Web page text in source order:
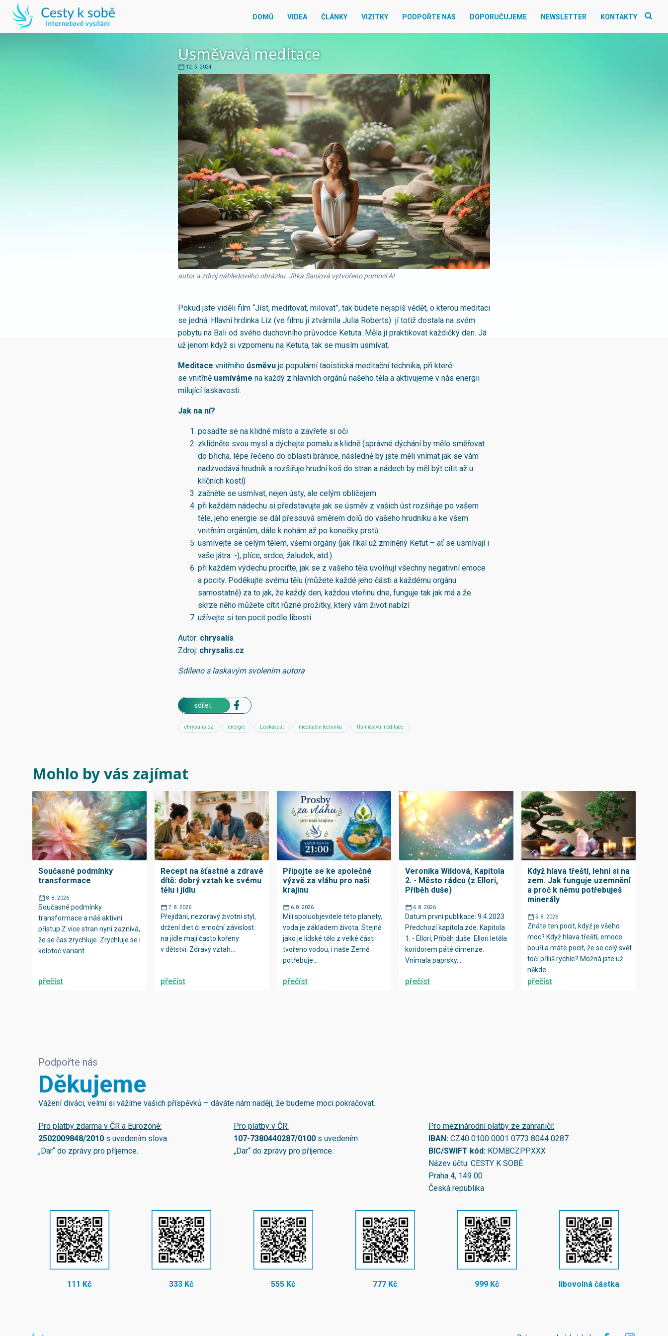
DOMŮ VIDEA ČLÁNKY VIZITKY PODPOŘTE NÁS DOPORUČUJEME NEWSLETTER KONTAKTY
Usměvavá meditace
12. 5. 2024
autor a zdroj náhledového obrázku: Jitka Saniová vytvořeno pomocí AI
Pokud jste viděli film “Jíst, meditovat, milovat”, tak budete nejspíš vědět, o kterou meditaci
se jedná. Hlavní hrdinka Liz (ve filmu jí ztvárnila Julia Roberts) jí totiž dostala na svém
pobytu na Bali od svého duchovního průvodce Ketuta. Měla jí praktikovat každičký den. Já
už jenom když si vzpomenu na Ketuta, tak se musím usmívat.
Meditace vnitřního úsměvu je populární taoistická meditační technika, při které
se vnitřně usmíváme na každý z hlavních orgánů našeho těla a aktivujeme v nás energii
milující laskavosti.
Jak na ní?
posaďte se na klidné místo a zavřete si oči
zklidněte svou mysl a dýchejte pomalu a klidně (správné dýchání by mělo směřovat
do břicha, lépe řečeno do oblasti bránice, následně by jste měli vnímat jak se vám
nadzvedává hrudník a rozšiřuje hrudní koš do stran a nádech by měl být cítit až u
klíčních kostí)
začněte se usmívat, nejen ústy, ale celým obličejem
při každém nádechu si představujte jak se úsměv z vašich úst rozšiřuje po vašem
těle, jeho energie se dál přesouvá směrem dolů do vašeho hrudníku a ke všem
vnitřním orgánům, dále k nohám až po konečky prstů
usmívejte se celým tělem, všemi orgány (jak říkal už zmíněný Ketut – ať se usmívají i
vaše játra :-), plíce, srdce, žaludek, atd.)
při každém výdechu prociťte, jak se z vašeho těla uvolňují všechny negativní emoce
a pocity. Poděkujte svému tělu (můžete každé jeho části a každému orgánu
samostatně) za to jak, že každý den, každou vteřinu dne, funguje tak jak má a že
skrze něho můžete cítit různé prožitky, který vám život nabízí
užívejte si ten pocit podle libosti
Autor: chrysalis
Zdroj: chrysalis.cz
Sdíleno s laskavým svolením autora
sdílet:
chrysalis.cz energie Laskavost meditační technika Úsměvavá meditace
Mohlo by vás zajímat
Současné podmínky
transformace
8. 8. 2026
Současné podmínky
transformace a náš aktivní
přístup Z více stran nyní zaznívá,
že se čas zrychluje. Zrychluje se i
kolotoč variant...
přečíst
Recept na šťastné a zdravé
dítě: dobrý vztah ke svému
tělu i jídlu
7. 8. 2026
Přejídání, nezdravý životní styl,
držení diet či emoční závislost
na jídle mají často kořeny
v dětství. Zdravý vztah...
přečíst
Připojte se ke společné
výzvě za vláhu pro naši
krajinu
6. 8. 2026
Milí spoluobjevitelé této planety,
voda je základem života. Stejně
jako je lidské tělo z velké části
tvořeno vodou, i naše Země
potřebuje...
přečíst
Veronika Wildová, Kapitola
2. - Město rádců (z Ellori,
Příběh duše)
6. 8. 2026
Datum první publikace: 9.4.2023
Předchozí kapitola zde: Kapitola
1. - Ellori, Příběh duše Ellori letěla
koridorem páté dimenze.
Vnímala paprsky...
přečíst
Když hlava třeští, lehni si na
zem. Jak funguje uzemnění
a proč k němu potřebuješ
minerály
5. 8. 2026
Znáte ten pocit, když je všeho
moc? Když hlava třeští, emoce
bouří a máte pocit, že se celý svět
točí příliš rychle? Možná jste už
někde...
přečíst
Podpořte nás
Děkujeme
Vážení diváci, velmi si vážíme vašich příspěvků – dáváte nám naději, že budeme moci pokračovat.
Pro platby zdarma v ČR a Eurozóně:
2502009848/2010 s uvedením slova
„Dar“ do zprávy pro příjemce.
Pro platby v ČR:
107-7380440287/0100s uvedením
„Dar“ do zprávy pro příjemce.
Pro mezinárodní platby ze zahraničí:
IBAN:CZ40 0100 0001 0773 8044 0287
BIC/SWIFT kód: KOMBCZPPXXX
Název účtu: CESTY K SOBĚ
Praha 4, 149 00
Česká republika
111 Kč 333 Kč 555 Kč 777 Kč 999 Kč libovolná částka